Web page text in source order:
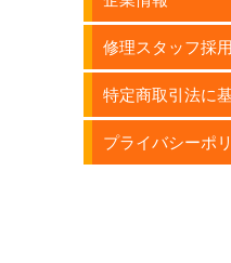
修理スタッフ採
特定商取引法に
プライバシーポ